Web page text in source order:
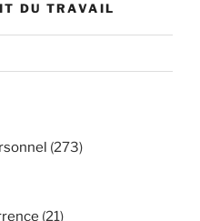
DU TRAVAIL
(273)
(21)